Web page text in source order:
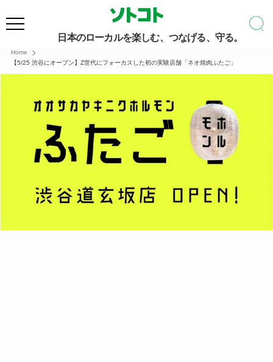
日本のローカルを楽しむ、つなげる、守る。
Home
【5/25 渋谷にオープン】Z世代にフォーカスした初の実験店舗「ネオ焼肉ふたご」